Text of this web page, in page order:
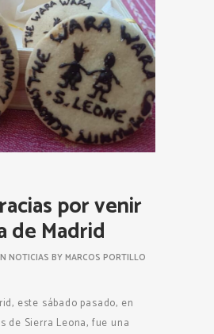
por venir
de Madrid
NOTICIAS BYMARCOS PORTILLO
este sábado pasado, en
de Sierra Leona, fue una